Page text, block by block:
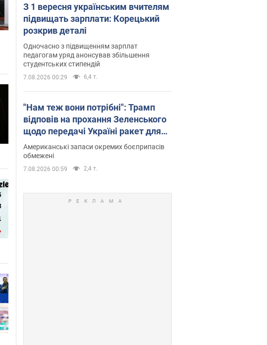
З 1 вересня українським вчителям
підвищать зарплати: Корецький
розкрив деталі
Одночасно з підвищенням зарплат
педагогам уряд анонсував збільшення
студентських стипендій
7.08.2026 00:29 6,4 т.
"Нам теж вони потрібні": Трамп
відповів на прохання Зеленського
щодо передачі Україні ракет для
Patriot
Американські запаси окремих боєприпасів
обмежені
7.08.2026 00:59 2,4 т.